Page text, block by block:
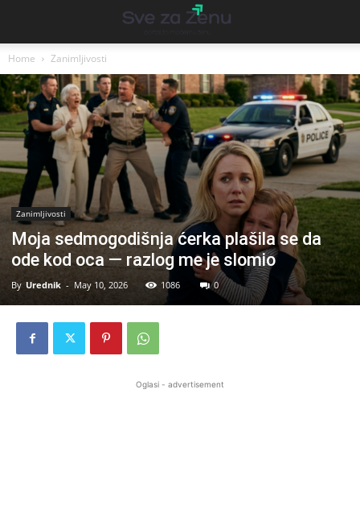
Home Zanimljivosti
Zanimljivosti
Moja sedmogodišnja ćerka plašila se da
ode kod oca — razlog me je slomio
By Urednik - May 10, 2026 1086 0
Oglasi - advertisement